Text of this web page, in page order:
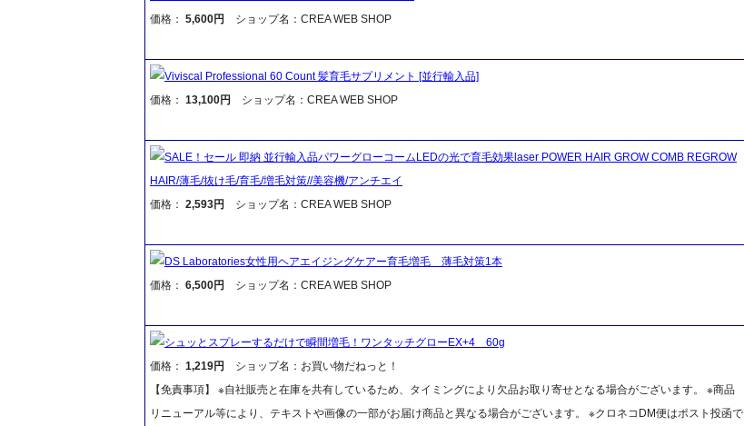
価格： 5,600円 ショップ名：CREA WEB SHOP
Viviscal Professional 60 Count 髪育毛サプリメント [並行輸入品]
価格： 13,100円 ショップ名：CREA WEB SHOP
SALE！セール 即納 並行輸入品パワーグローコームLEDの光で育毛効果laser POWER HAIR GROW COMB REGROW
HAIR/薄毛/抜け毛/育毛/増毛対策//美容機/アンチエイ
価格： 2,593円 ショップ名：CREA WEB SHOP
DS Laboratories女性用ヘアエイジングケアー育毛増毛 薄毛対策1本
価格： 6,500円 ショップ名：CREA WEB SHOP
シュッとスプレーするだけで瞬間増毛！ワンタッチグローEX+4 60g
価格： 1,219円
ショップ名：お買い物だねっと！
【免責事項】 ※自社販売と在庫を共有しているため、タイミングにより欠品お取り寄せとなる場合がございます。 ※商品
リニューアル等により、テキストや画像の一部がお届け商品と異なる場合がございます。 ※クロネコDM便はポスト投函で